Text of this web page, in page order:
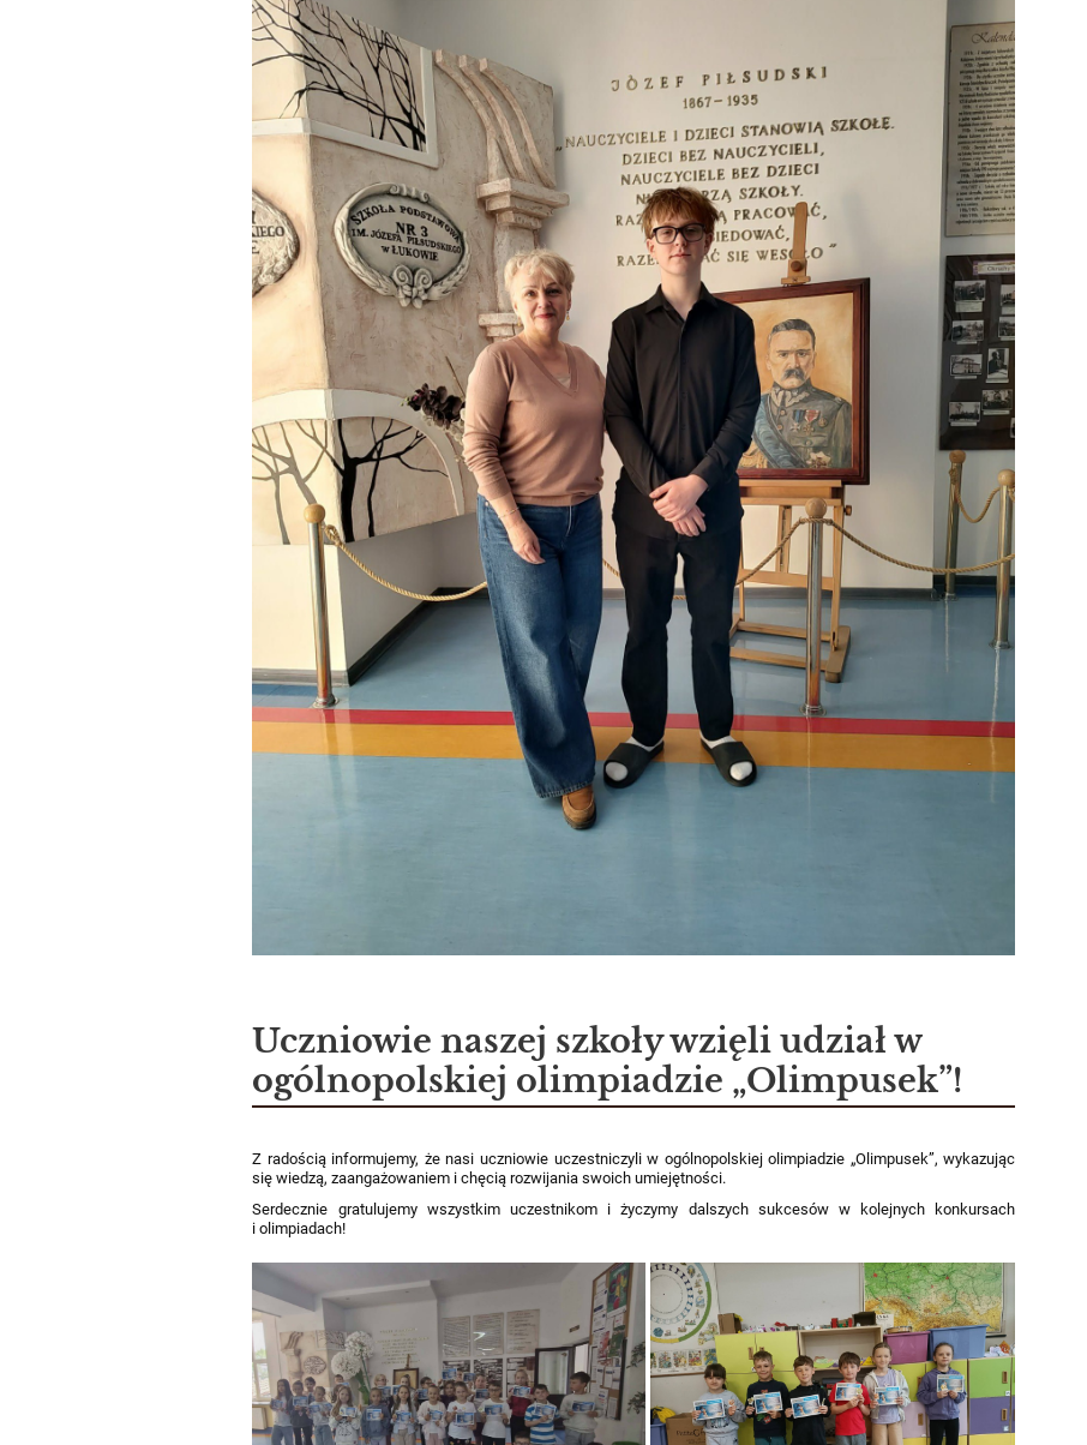
Uczniowie naszej szkoły wzięli udział w
ogólnopolskiej olimpiadzie „Olimpusek”!
Z radością informujemy, że nasi uczniowie uczestniczyli w ogólnopolskiej olimpiadzie „Olimpusek”, wykazując
się wiedzą, zaangażowaniem i chęcią rozwijania swoich umiejętności.
Serdecznie gratulujemy wszystkim uczestnikom i życzymy dalszych sukcesów w kolejnych konkursach
i olimpiadach!